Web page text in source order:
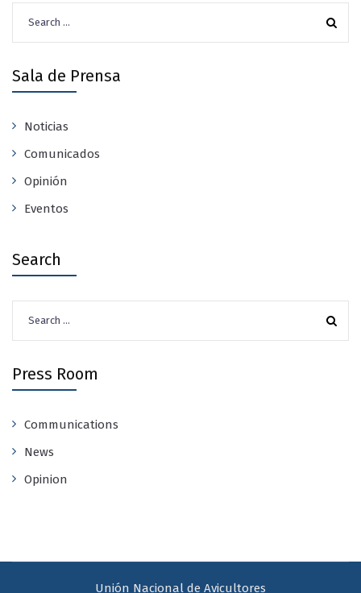
for:
Sala de Prensa
Noticias
Comunicados
Opinión
Eventos
Search
for:
Press Room
Communications
News
Opinion
Unión Nacional de Avicultores